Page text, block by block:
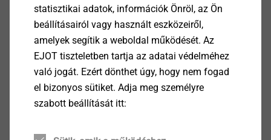
Rögzítés termésköben (engedély nélkül).
Alkalmazható M8, M10, M12, M16, M20, M24,
M27, M30-as menetes szárakhoz
Tulajdonságok
Vinilgyanta, sztirolmentes
Használható nedves betonban és vízzel töltött
furatokban
Alkalmazása kereskedelemben kapható
statisztikai adatok, információk Önröl, az Ön
beállításairól vagy használt eszközeiről,
amelyek segítik a weboldal működését. Az
EJOT tiszteletben tartja az adatai védelméhez
való jogát. Ezért dönthet úgy, hogy nem fogad
el bizonyos sütiket. Adja meg személyre
szabott beállítását itt: